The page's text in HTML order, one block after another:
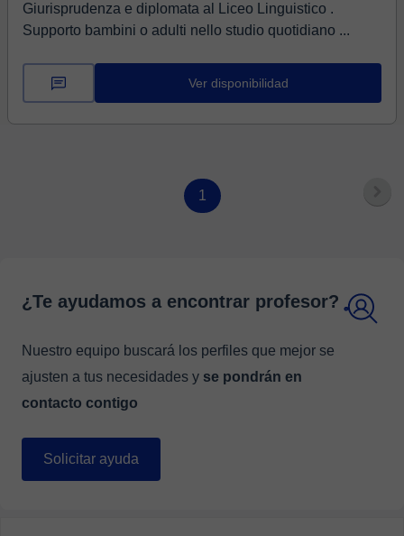
Giurisprudenza e diplomata al Liceo Linguistico .
Supporto bambini o adulti nello studio quotidiano ...
Ver disponibilidad
1
¿Te ayudamos a encontrar profesor?
Nuestro equipo buscará los perfiles que mejor se
ajusten a tus necesidades y se pondrán en
contacto contigo
Solicitar ayuda